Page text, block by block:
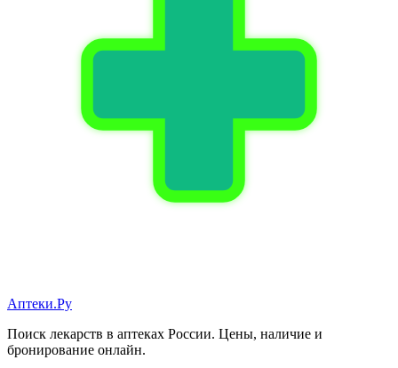
Аптеки.Ру
Поиск лекарств в аптеках России. Цены, наличие и
бронирование онлайн.